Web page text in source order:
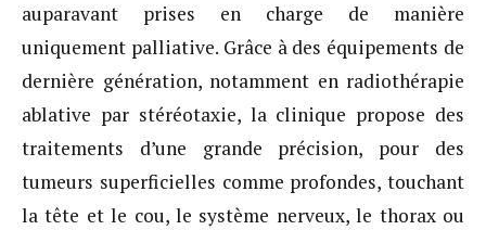
auparavant prises en charge de manière
uniquement palliative. Grâce à des équipements de
dernière génération, notamment en radiothérapie
ablative par stéréotaxie, la clinique propose des
traitements d’une grande précision, pour des
tumeurs superficielles comme profondes, touchant
la tête et le cou, le système nerveux, le thorax ou